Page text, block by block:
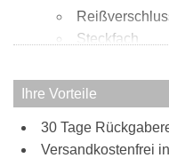
Steckfach
Henkel
Besonderheiten:
Wellenoptik
Ihre Vorteile
30 Tage
Versandkostenfrei